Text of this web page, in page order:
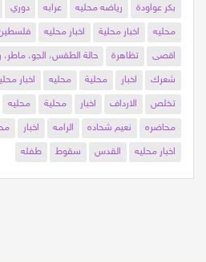
بكر عواودة رياضه محليه عرابه دوري
محليه
اخبار محلية اخبار محليه
اقصى
تظاهرة حالة الطقس، الجو، ماطر،
شعرك
اخبار محلية محليه اخبار
تخلص
الارداف اخبار محلية محليه
محاضره
نعيم شحاده الرامه اخبار
اخبار محليه
القدس سقوط طفله